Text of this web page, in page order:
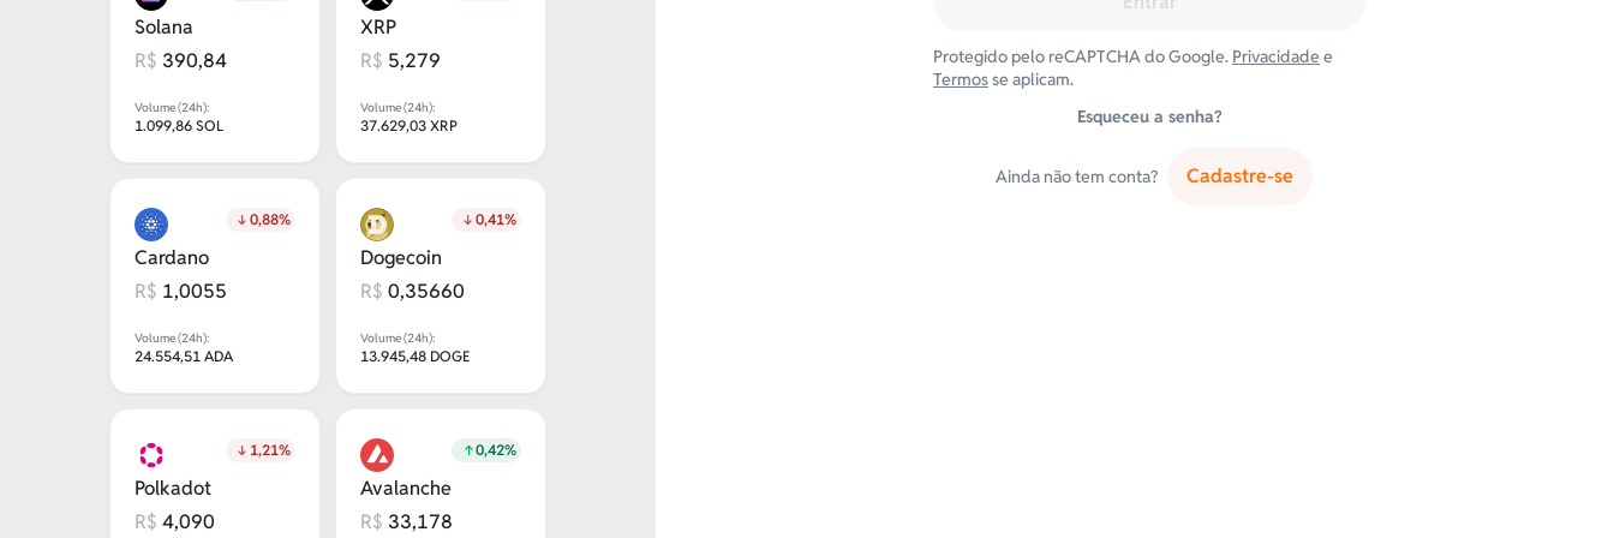
Solana
R$ 390,84
Volume (24h):
1.099,86 SOL
XRP
R$ 5,279
Volume (24h):
37.629,03 XRP
0,88%
Cardano
R$ 1,0055
Volume (24h):
24.554,51 ADA
0,41%
Dogecoin
R$ 0,35660
Volume (24h):
13.945,48 DOGE
1,21%
Polkadot
R$ 4,090
0,42%
Avalanche
R$ 33,178
Protegido pelo reCAPTCHA do Google. Privacidade e
Termosse aplicam.
Esqueceu a senha?
Ainda não tem conta? Cadastre-se